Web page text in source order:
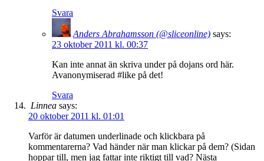
Svara
Anders Abrahamsson (@sliceonline) says:
23 oktober 2011 kl. 00:37
Kan inte annat än skriva under på dojans ord här.
Avanonymiserad #like på det!
Svara
Linnea says:
20 oktober 2011 kl. 01:01
Varför är datumen underlinade och klickbara på
kommentarerna? Vad händer när man klickar på dem? (Sidan
hoppar till, men jag fattar inte riktigt till vad? Nästa